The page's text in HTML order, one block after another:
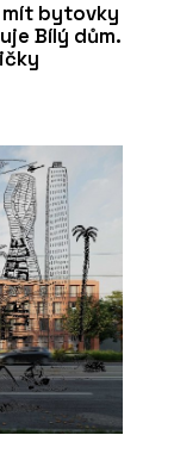
mít bytovky
Bílý dům.